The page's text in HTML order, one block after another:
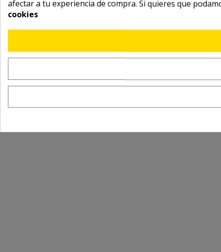
afectar a tu experiencia de compra. Si quieres que
cookies